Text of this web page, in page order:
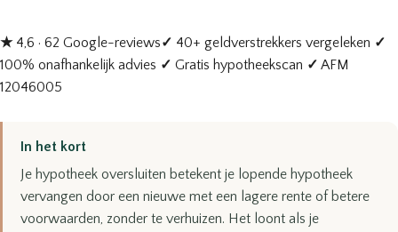
★4,6 · 62 Google-reviews✓ 40+ geldverstrekkers vergeleken ✓
100% onafhankelijk advies ✓ Gratis hypotheekscan ✓ AFM
12046005
In het kort
Je hypotheek oversluiten betekent je lopende hypotheek
vervangen door een nieuwe met een lagere rente of betere
voorwaarden, zonder te verhuizen. Het loont als je